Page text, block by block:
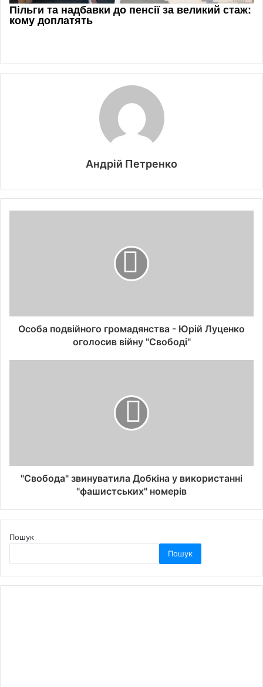
Андрій Петренко
Особа подвійного громадянства - Юрій Луценко
оголосив війну "Свободі"
"Свобода" звинуватила Добкіна у використанні
"фашистських" номерів
Пошук
Пошук